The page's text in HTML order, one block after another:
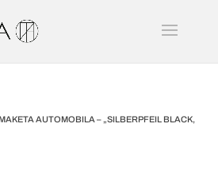
AUTOMOBILA – „SILBERPFEIL BLACK,